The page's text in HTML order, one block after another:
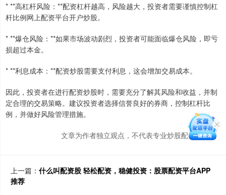
* **高杠杆风险：**配资杠杆越高，风险越大，投资者需要谨慎控制杠
杆比例网上配资平台开户炒股。
* **爆仓风险：**如果市场波动剧烈，投资者可能面临爆仓风险，即亏
损超过本金。
* **利息成本：**配资炒股需要支付利息，这会增加交易成本。
因此，投资者在进行配资炒股时，需要充分了解其风险和收益，并制
定合理的交易策略。建议投资者选择信誉良好的券商，控制杠杆比
例，并做好风险管理措施。
文章为作者独立观点，不代表专业炒股配资网观点
上一篇： 什么叫配资股 轻松配资，稳健投资：股票配资平台APP
推荐